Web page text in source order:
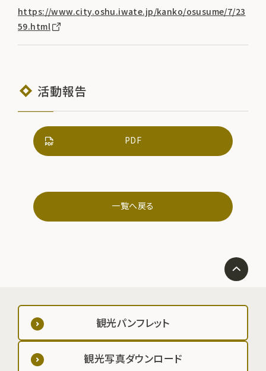
https://www.city.oshu.iwate.jp/kanko/osusume/7/23
59.html
活動報告
PDF
一覧へ戻る
観光パンフレット
観光写真ダウンロード